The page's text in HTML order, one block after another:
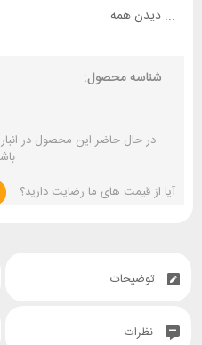
... دیدن همه
شناسه محصول:
در حال حاضر این محصول در
آیا از قیمت های ما رضایت دارید؟
توضیحات
نظرات